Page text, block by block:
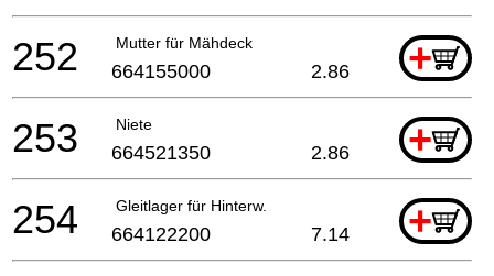
Mutter für Mähdeck +
252 664155000 2.86
Niete +
253 664521350 2.86
Gleitlager für Hinterw. +
254 664122200 7.14